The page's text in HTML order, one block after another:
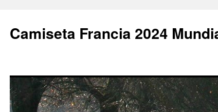
Camiseta Francia 2024